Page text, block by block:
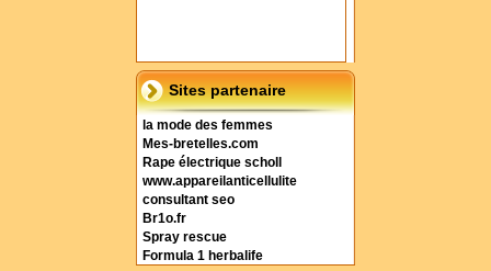
Sites partenaire
la mode des femmes
Mes-bretelles.com
Rape électrique scholl
www.appareilanticellulite
consultant seo
Br1o.fr
Spray rescue
Formula 1 herbalife